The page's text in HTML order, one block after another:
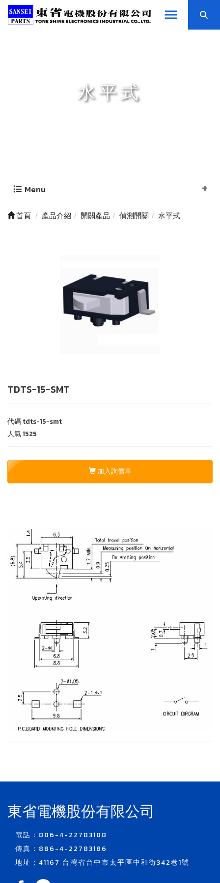
水平式
Menu
首頁 產品介紹 開關產品 偵測開關 水平式
TDTS-15-SMT
代碼tdts-15-smt
人氣1525
加入詢價車
東省電機股份有限公司
電話：886-4-22783188
傳真：886-4-22783186
地址：41167 台灣省台中市太平區中和街342巷1號